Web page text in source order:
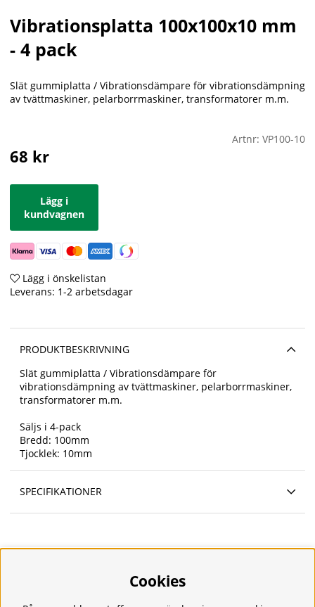
Vibrationsplatta 100x100x10 mm
- 4 pack
Slät gummiplatta / Vibrationsdämpare för vibrationsdämpning
av tvättmaskiner, pelarborrmaskiner, transformatorer m.m.
Artnr: VP100-10
68 kr
Lägg i
kundvagnen
Lägg i önskelistan
Leverans: 1-2 arbetsdagar
PRODUKTBESKRIVNING
Slät gummiplatta / Vibrationsdämpare för
vibrationsdämpning av tvättmaskiner, pelarborrmaskiner,
transformatorer m.m.
Säljs i 4-pack
Bredd: 100mm
Tjocklek: 10mm
SPECIFIKATIONER
Frakt
Om oss
Cookies